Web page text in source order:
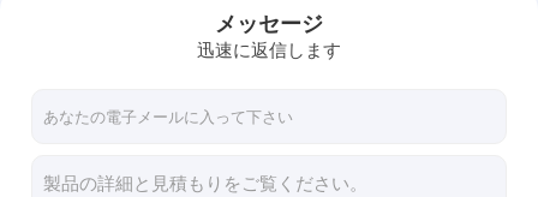
ニトロニックの文書
ASTMA240 SS Cチャネル316のステンレス鋼CセクションLisco Posco
3CR13 AISI SS 431の丸棒HRは12mm SS棒Tiscoの技術をアニールした
幅150mmは造られた316ステンレス鋼のフラット バーAISI304のつや出しを磨いた
304 304L 316L 316のステンレス鋼 ワイヤー ロール50m-500m長さ
メッセージ
迅速に返信します